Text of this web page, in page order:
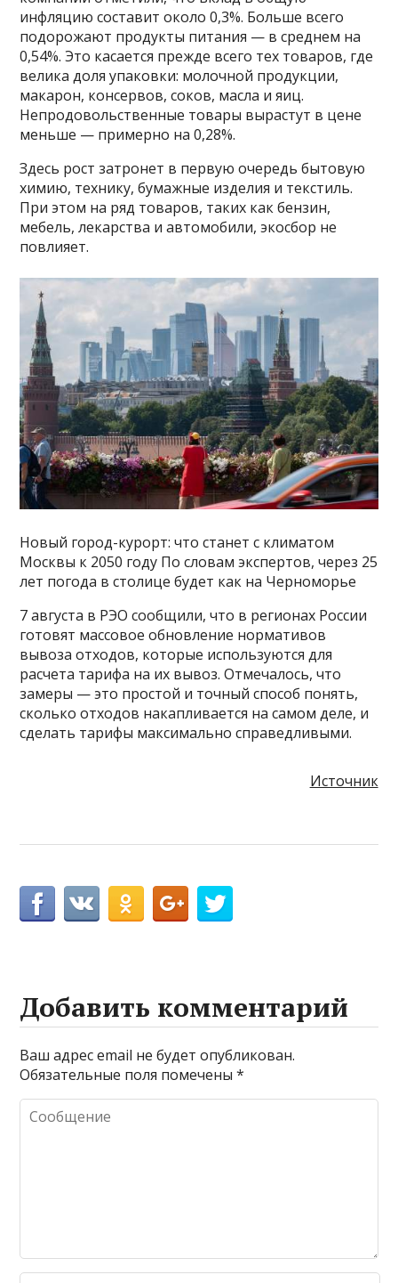
инфляцию составит около 0,3%. Больше всего
подорожают продукты питания — в среднем на
0,54%. Это касается прежде всего тех товаров, где
велика доля упаковки: молочной продукции,
макарон, консервов, соков, масла и яиц.
Непродовольственные товары вырастут в цене
меньше — примерно на 0,28%.
Здесь рост затронет в первую очередь бытовую
химию, технику, бумажные изделия и текстиль.
При этом на ряд товаров, таких как бензин,
мебель, лекарства и автомобили, экосбор не
повлияет.
Новый город-курорт: что станет с климатом
Москвы к 2050 году По словам экспертов, через 25
лет погода в столице будет как на Черноморье
7 августа в РЭО сообщили, что в регионах России
готовят массовое обновление нормативов
вывоза отходов, которые используются для
расчета тарифа на их вывоз. Отмечалось, что
замеры — это простой и точный способ понять,
сколько отходов накапливается на самом деле, и
сделать тарифы максимально справедливыми.
Источник
Добавить комментарий
Ваш адрес email не будет опубликован.
Обязательные поля помечены*